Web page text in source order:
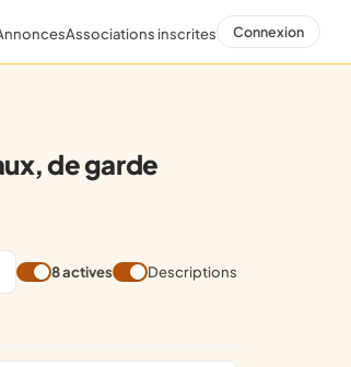
Associations inscrites Connexion
de garde
8 actives Descriptions